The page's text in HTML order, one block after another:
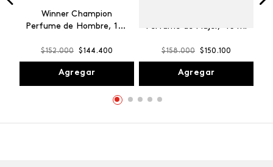
Winner Champion
Perfume de Hombre, 100
$152.000 $144 .400
Agregar
Perfume de Mujer, 45 ml
$158.000 $150 .100
Agregar